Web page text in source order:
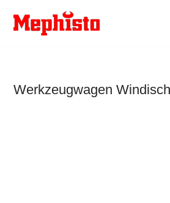
Zum
Werkzeugwagen